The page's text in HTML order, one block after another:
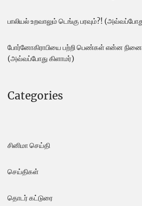
பாலியல் உறவாலும் டெங்கு பரவும்?!
போர்னோகிராபியை பற்றி பெண்கள் என்ன
(அவ்வப்போது கிளாமர்)
Categories
சினிமா செய்தி
செய்திகள்
தொடர் கட்டுரை